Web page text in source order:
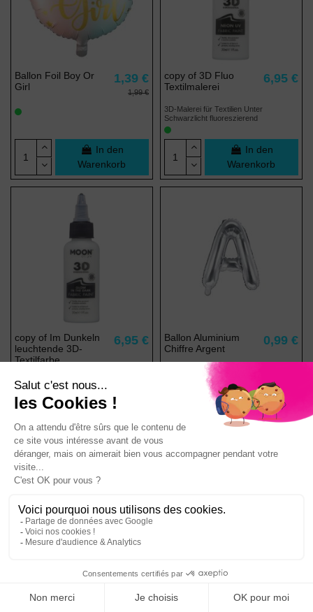
Ballon Foil Boy Or
Girl
1,39 €
1,99 €
In den
Warenkorb
copy of 3D Fluo
Textilmalerei
6,95 €
3D-Malerei für Textilien Unter
Schwarzlicht fluoreszierend
In den
Warenkorb
copy of Im Dunkeln
leuchtende 3D-
Textilfarbe
6,95 €
Dunkeln
In den
Ballon Aluminium
Chiffre Argent
0,99 €
Voir
leuchtende 3D-
6,95 €
Lettre Rose
0,84 €